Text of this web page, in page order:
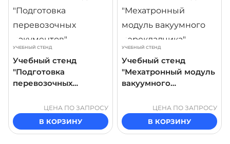
УЧЕБНЫЙ СТЕНД
Учебный стенд
"Подготовка
перевозочных
ЦЕНА ПО ЗАПРОСУ
В КОРЗИНУ
УЧЕБНЫЙ СТЕНД
Учебный стенд
"Мехатронный модуль
вакуумного
ЦЕНА ПО ЗАПРОСУ
В КОРЗИНУ